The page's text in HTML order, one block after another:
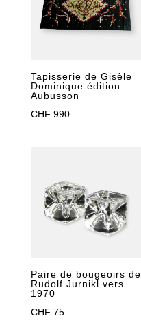
Tapisserie de Gisèle
Dominique édition
Aubusson
CHF 990
Paire de bougeoirs de
Rudolf Jurnikl vers
1970
CHF 75